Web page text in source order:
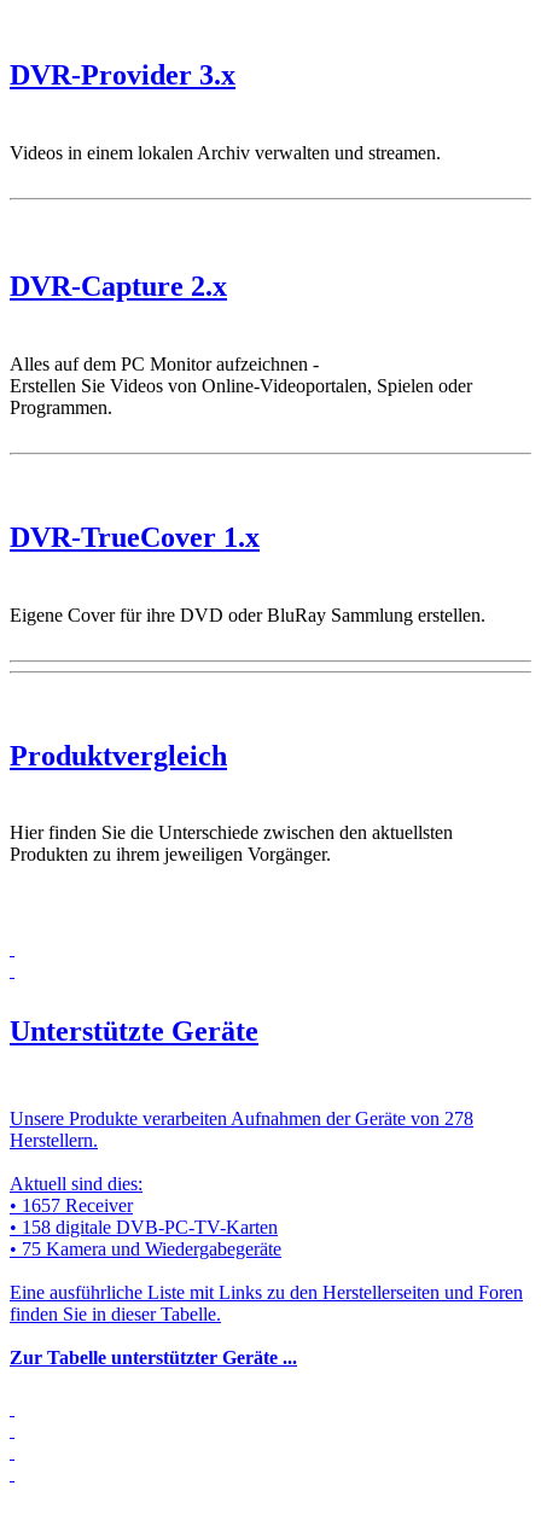
DVR-Provider 3.x
Videos in einem lokalen Archiv verwalten und streamen.
DVR-Capture 2.x
Alles auf dem PC Monitor aufzeichnen -
Erstellen Sie Videos von Online-Videoportalen, Spielen oder
Programmen.
DVR-TrueCover 1.x
Eigene Cover für ihre DVD oder BluRay Sammlung erstellen.
Produktvergleich
Hier finden Sie die Unterschiede zwischen den aktuellsten
Produkten zu ihrem jeweiligen Vorgänger.
Unterstützte Geräte
Unsere Produkte verarbeiten Aufnahmen der Geräte von 278
Herstellern.
Aktuell sind dies:
• 1657 Receiver
• 158 digitale DVB-PC-TV-Karten
• 75 Kamera und Wiedergabegeräte
Eine ausführliche Liste mit Links zu den Herstellerseiten und Foren
finden Sie in dieser Tabelle.
Zur Tabelle unterstützter Geräte ...